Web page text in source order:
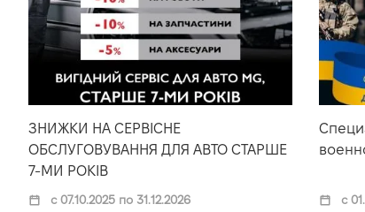
ЗНИЖКИ НА СЕРВІСНЕ
ОБСЛУГОВУВАННЯ ДЛЯ АВТО СТАРШЕ
7-МИ РОКІВ
с 07.10.2025 по 31.12.2026 с